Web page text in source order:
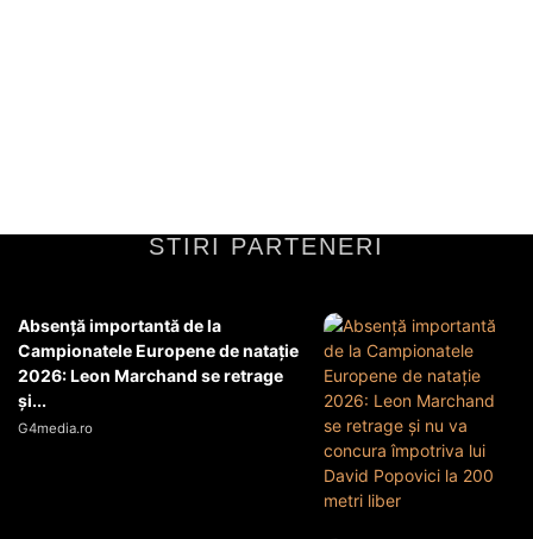
STIRI PARTENERI
Absență importantă de la
Campionatele Europene de natație
2026: Leon Marchand se retrage
și...
G4media.ro